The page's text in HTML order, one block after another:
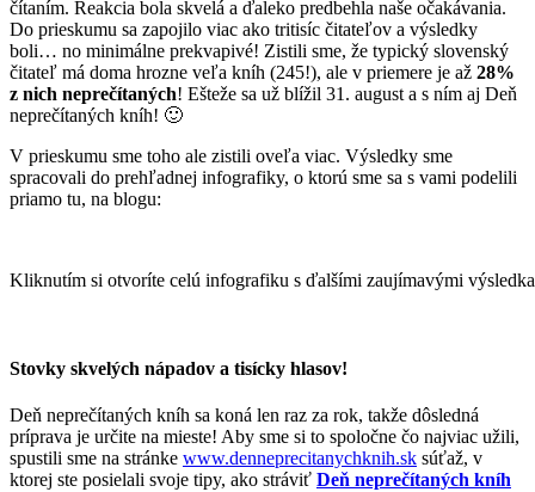
čítaním. Reakcia bola skvelá a ďaleko predbehla naše očakávania.
Do prieskumu sa zapojilo viac ako tritisíc čitateľov a výsledky
boli… no minimálne prekvapivé! Zistili sme, že typický slovenský
čitateľ má doma hrozne veľa kníh (245!), ale v priemere je až 28%
z nich neprečítaných! Ešteže sa už blížil 31. august a s ním aj Deň
neprečítaných kníh! 🙂
V prieskumu sme toho ale zistili oveľa viac. Výsledky sme
spracovali do prehľadnej infografiky, o ktorú sme sa s vami podelili
priamo tu, na blogu:
Kliknutím si otvoríte celú infografiku s ďalšími zaujímavými
Stovky skvelých nápadov a tisícky hlasov!
Deň neprečítaných kníh sa koná len raz za rok, takže dôsledná
príprava je určite na mieste! Aby sme si to spoločne čo najviac užili,
spustili sme na stránke www.denneprecitanychknih.sk súťaž, v
ktorej ste posielali svoje tipy, ako stráviť Deň neprečítaných kníh